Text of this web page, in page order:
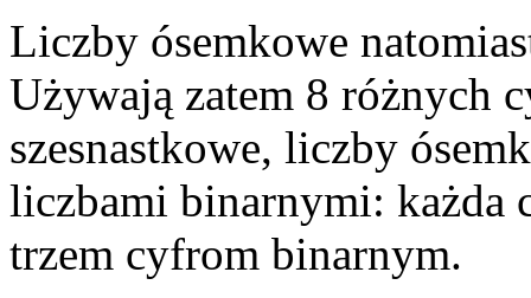
Liczby ósemkowe
Używają zatem 8 różnych
szesnastkowe, liczby
liczbami binarnymi: każda
trzem cyfrom binarnym.